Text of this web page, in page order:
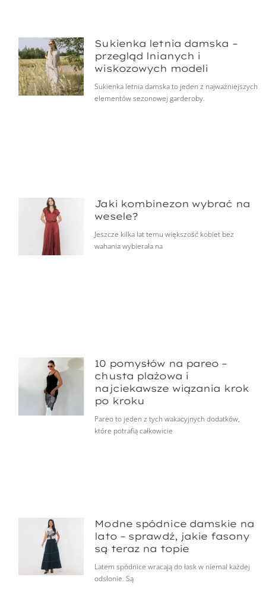
Sukienka letnia damska –
przegląd lnianych i
wiskozowych modeli
Sukienka letnia damska to jeden z najważniejszych
elementów sezonowej garderoby.
Jaki kombinezon wybrać na
wesele?
Jeszcze kilka lat temu większość kobiet bez
wahania wybierała na
10 pomysłów na pareo –
chusta plażowa i
najciekawsze wiązania krok
po kroku
Pareo to jeden z tych wakacyjnych dodatków,
które potrafią całkowicie
Modne spódnice damskie na
lato – sprawdź, jakie fasony
są teraz na topie
Latem spódnice wracają do łask w niemal każdej
odsłonie. Są